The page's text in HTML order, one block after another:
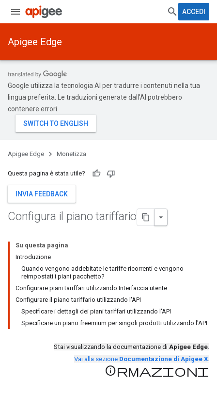
ACCEDI
Apigee Edge
Google utilizza la tecnologia AI per tradurre i contenuti nella tua
lingua preferita. Le traduzioni generate dall'AI potrebbero
contenere errori.
Apigee Edge Monetizza
Questa pagina è stata utile?
INVIA FEEDBACK
Configura il piano tariffario
Su questa pagina
Introduzione
Quando vengono addebitate le tariffe ricorrenti e vengono
reimpostati i piani pacchetto?
Configurare piani tariffari utilizzando Interfaccia utente
Configurare il piano tariffario utilizzando l'API
Specificare i dettagli dei piani tariffari utilizzando l'API
Specificare un piano freemium per singoli prodotti utilizzando l'API
Stai visualizzando la documentazione di Apigee Edge.
Vai alla sezione Documentazione di Apigee X.
Informazioni